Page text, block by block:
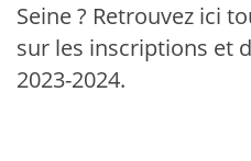
Seine ? Retrouvez ici
sur les inscriptions et
2023-2024.